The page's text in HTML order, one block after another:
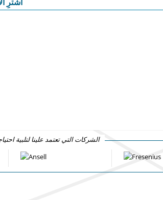
اشترِ
الشركات التي تعتمد علينا لتلبية